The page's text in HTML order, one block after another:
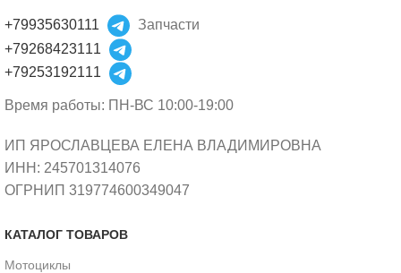
+79935630111
Запчасти
+79268423111
+79253192111
Время работы: ПН-ВС 10:00-19:00
ИП ЯРОСЛАВЦЕВА ЕЛЕНА ВЛАДИМИРОВНА
ИНН: 245701314076
ОГРНИП 319774600349047
КАТАЛОГ ТОВАРОВ
Мотоциклы